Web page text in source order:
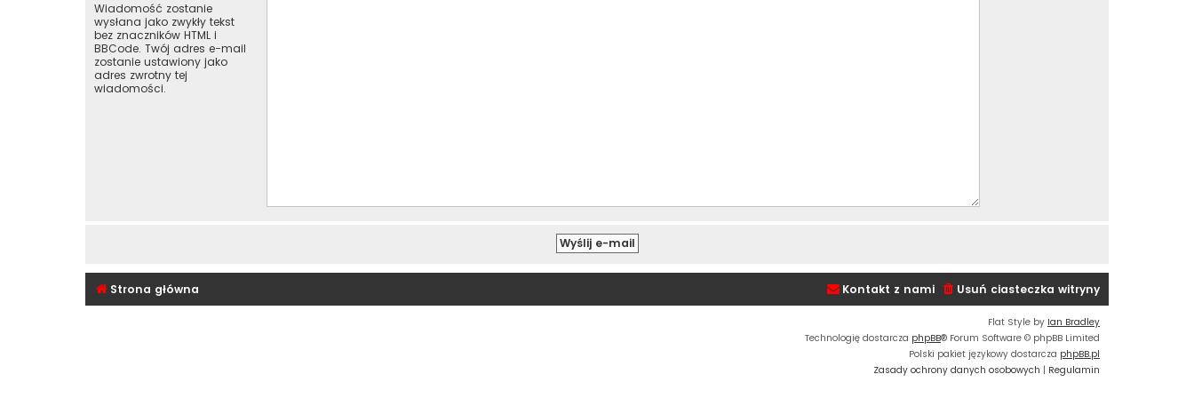
Wiadomość zostanie
wysłana jako zwykły tekst
bez znaczników HTML i
BBCode. Twój adres e-mail
zostanie ustawiony jako
adres zwrotny tej
wiadomości.
Strona główna Usuń ciasteczka witryny
Kontakt z nami
Flat Style by Ian Bradley
Technologię dostarcza phpBB® Forum Software © phpBB Limited
Polski pakiet językowy dostarcza phpBB.pl
Zasady ochrony danych osobowych | Regulamin